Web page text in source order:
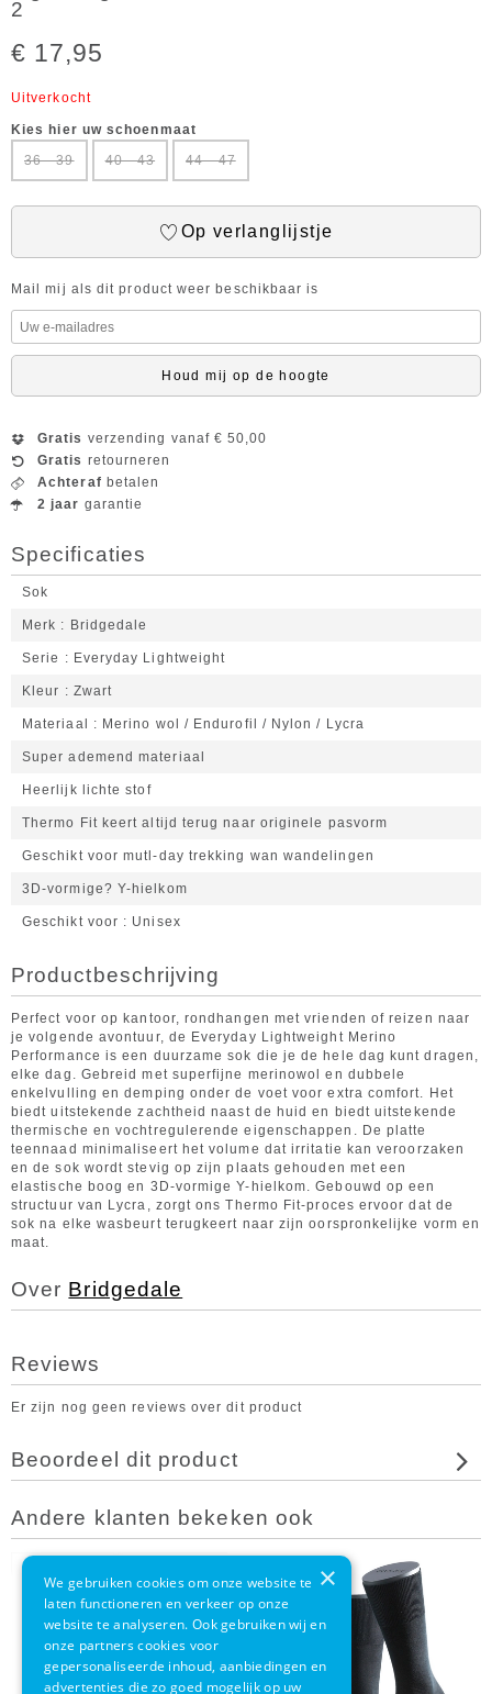
2
€ 17,95
Uitverkocht
Kies hier uw schoenmaat
36 - 39
40 - 43 44 - 47
Op verlanglijstje
Mail mij als dit product weer beschikbaar is
Houd mij op de hoogte
Gratis verzending vanaf € 50,00
Gratis retourneren
Achteraf betalen
2 jaar garantie
Specificaties
Sok
Merk Bridgedale
Serie Everyday Lightweight
Kleur Zwart
Materiaal Merino wol / Endurofil / Nylon / Lycra
Super ademend materiaal
Heerlijk lichte stof
Thermo Fit keert altijd terug naar originele pasvorm
Geschikt voor mutl-day trekking wan wandelingen
3D-vormige? Y-hielkom
Geschikt voor Unisex
Productbeschrijving
Perfect voor op kantoor, rondhangen met vrienden of reizen naar
je volgende avontuur, de Everyday Lightweight Merino
Performance is een duurzame sok die je de hele dag kunt dragen,
elke dag. Gebreid met superfijne merinowol en dubbele
enkelvulling en demping onder de voet voor extra comfort. Het
biedt uitstekende zachtheid naast de huid en biedt uitstekende
thermische en vochtregulerende eigenschappen. De platte
teennaad minimaliseert het volume dat irritatie kan veroorzaken
en de sok wordt stevig op zijn plaats gehouden met een
elastische boog en 3D-vormige Y-hielkom. Gebouwd op een
structuur van Lycra, zorgt ons Thermo Fit-proces ervoor dat de
sok na elke wasbeurt terugkeert naar zijn oorspronkelijke vorm en
maat.
Over Bridgedale
Reviews
Er zijn nog geen reviews over dit product
Beoordeel dit product
Andere klanten bekeken ook
×
We gebruiken cookies om onze website te
laten functioneren en verkeer op onze
website te analyseren. Ook gebruiken wij en
onze partners cookies voor
gepersonaliseerde inhoud, aanbiedingen en
advertenties die zo goed mogelijk op uw